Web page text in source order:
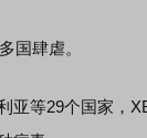
肆虐。
等29个国家，